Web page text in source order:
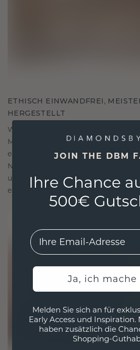
ETHISCH EINWANDFREI,
HERGESTELLT
Wir wählen nur die besten,
Materialien und Labor
erfahrenen Goldschmiede
Nachhaltigkeit mit beispielloser
und stellen so sicher, dass Ihr
ethisch wie exquisit ist.
JOIN THE DBM
Ihre Chance
500€
EMail
Ja, ich
Melden Sie sich an für
Early Access und Inspiration.
haben zusätzlich die
Shopping-